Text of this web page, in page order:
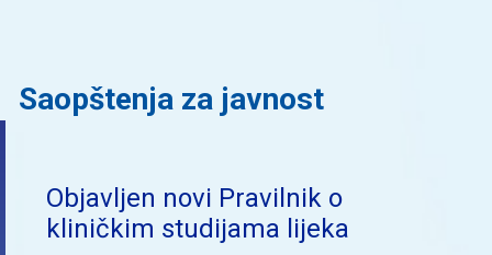
Saopštenja za javnost
Objavljen novi Pravilnik o
kliničkim studijama lijeka